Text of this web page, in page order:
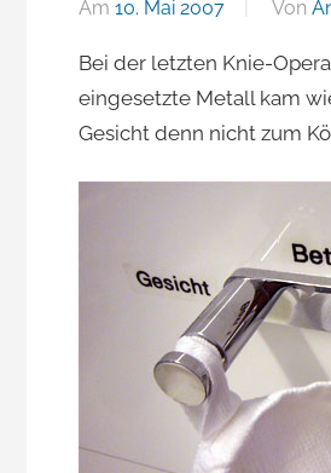
Blog
von
Andi
Jacomet
Am 10. Mai 2007 Von
Bei der letzten Knie-
eingesetzte Metall kam
Gesicht denn nicht zum